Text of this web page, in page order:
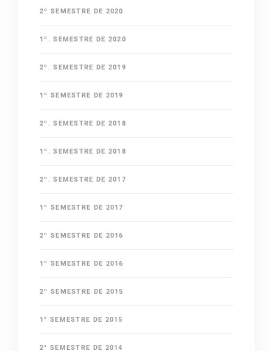
2º SEMESTRE DE 2020
1º. SEMESTRE DE 2020
2º. SEMESTRE DE 2019
1º SEMESTRE DE 2019
2º. SEMESTRE DE 2018
1º. SEMESTRE DE 2018
2º. SEMESTRE DE 2017
1º SEMESTRE DE 2017
2º SEMESTRE DE 2016
1º SEMESTRE DE 2016
2º SEMESTRE DE 2015
1° SEMESTRE DE 2015
2° SEMESTRE DE 2014